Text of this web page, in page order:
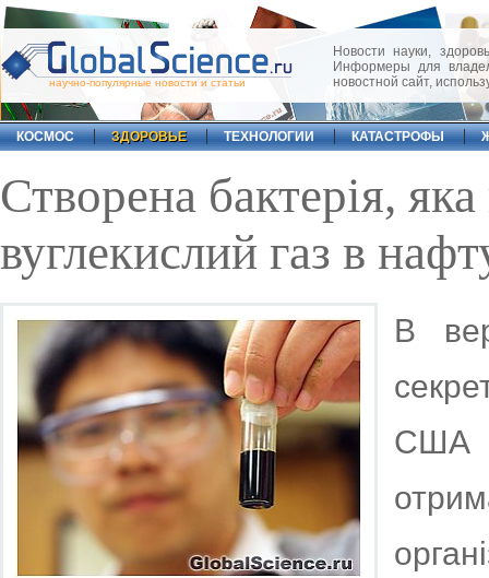
научно-популярные новости и статьи
Новости науки,
Информеры для
новостной сайт,
КОСМОС ЗДОРОВЬЕ ТЕХНОЛОГИИ КАТАСТРОФЫ
Створена бактерія,
вуглекислий газ в
В
США